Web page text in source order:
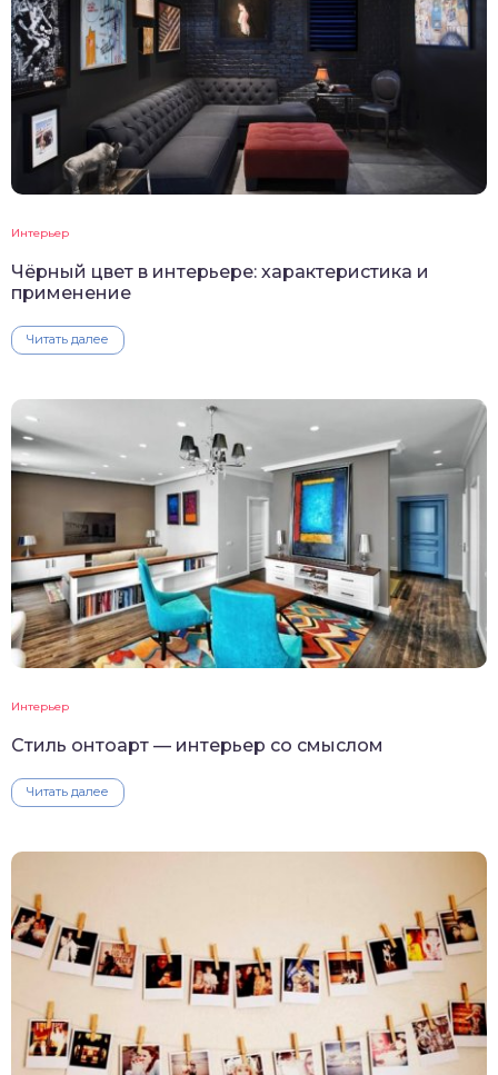
Интерьер
Чёрный цвет в интерьере: характеристика и
применение
Читать далее
Интерьер
Стиль онтоарт — интерьер со смыслом
Читать далее